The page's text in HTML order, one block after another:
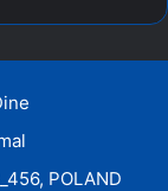
POLAND